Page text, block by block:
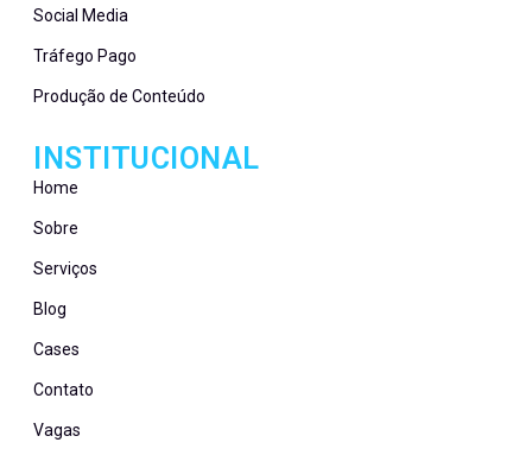
Social Media
Tráfego Pago
Produção de Conteúdo
INSTITUCIONAL
Home
Sobre
Serviços
Blog
Cases
Contato
Vagas